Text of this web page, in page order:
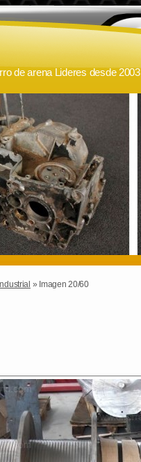
de arena Lideres desde 2003
Industrial » Imagen 20/60